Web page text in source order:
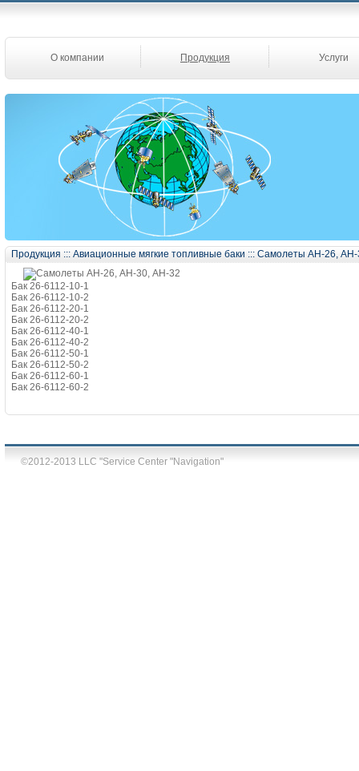
О компании Продукция Услуги
Продукция ::: Авиационные мягкие топливные баки ::: Самолеты АН-26, АН-
Бак 26-6112-10-1
Бак 26-6112-10-2
Бак 26-6112-20-1
Бак 26-6112-20-2
Бак 26-6112-40-1
Бак 26-6112-40-2
Бак 26-6112-50-1
Бак 26-6112-50-2
Бак 26-6112-60-1
Бак 26-6112-60-2
©2012-2013 LLC "Service Center "Navigation"